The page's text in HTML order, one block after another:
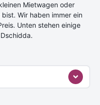
Mietwagen oder
Wir haben immer ein
Unten stehen einige